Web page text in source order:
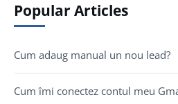
Popular Articles
Cum adaug manual un nou lead?
Cum îmi conectez contul meu